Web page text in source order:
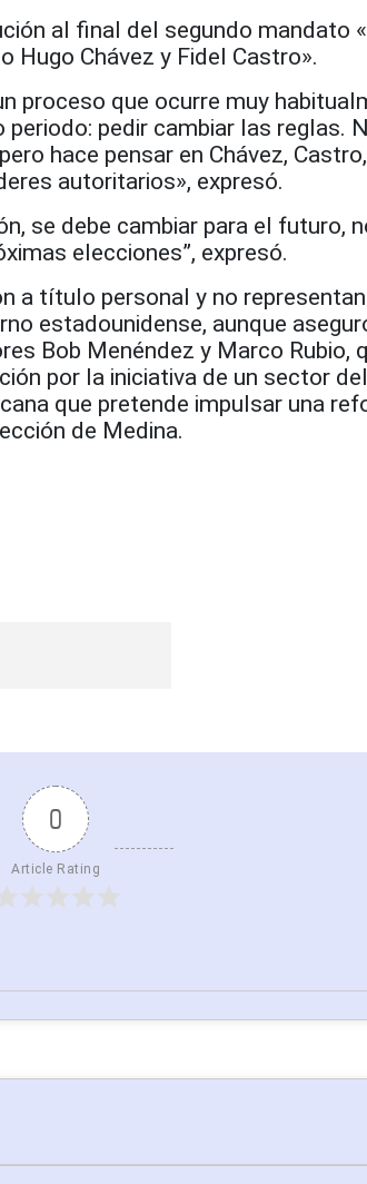
al final del segundo mandato
Hugo Chávez y Fidel Castro».
proceso que ocurre muy
pedir cambiar las reglas.
hace pensar en Chávez, Castro,
autoritarios», expresó.
se debe cambiar para el futuro,
elecciones”, expresó.
a título personal y no
estadounidense, aunque
Bob Menéndez y Marco Rubio,
por la iniciativa de un sector del
que pretende impulsar una
de Medina.
0
Article Rating